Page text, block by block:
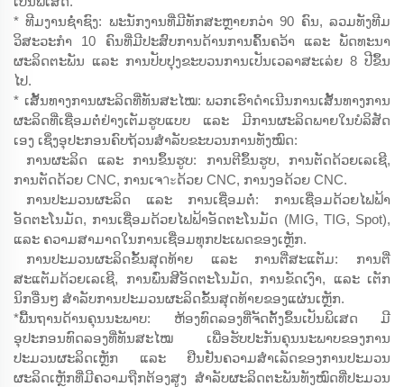
* ທີມງານຊ່ຳຊົງ: ພະນັກງານທີ່ມີທັກສະຫຼາຍກວ່າ 90 ຄົນ, ລວມທັງທີມ
ວິສະວະກຳ 10 ຄົນທີ່ມີປະສົບການດ້ານການຄົ້ນຄວ້າ ແລະ ພັດທະນາ
ຜະລິດຕະພັນ ແລະ ການປັບປຸງຂະບວນການເປັນເວລາສະເລ່ຍ 8 ປີຂຶ້ນ
ໄປ.
* ເສັ້ນທາງການຜະລິດທີ່ທັນສະໄໝ: ພວກເຮົາດຳເນີນການເສັ້ນທາງການ
ຜະລິດທີ່ເຊື່ອມຕໍ່ຢ່າງເຕັມຮູບແບບ ແລະ ມີການຜະລິດພາຍໃນບໍລິສັດ
ເອງ ເຊິ່ງອຸປະກອນຄົບຖ້ວນສຳລັບຂະບວນການທັງໝົດ:
ການຜະລິດ ແລະ ການຂຶ້ນຮູບ: ການຕີຂຶ້ນຮູບ, ການຕັດດ້ວຍເລເຊີ,
ການຕັດດ້ວຍ CNC, ການເຈาะດ້ວຍ CNC, ການງອດ້ວຍ CNC.
ການປະມວນຜະລິດ ແລະ ການເຊື່ອມຕໍ່: ການເຊື່ອມດ້ວຍໄຟຟ້າ
ອັດຕະໂນມັດ, ການເຊື່ອມດ້ວຍໄຟຟ້າອັດຕະໂນມັດ (MIG, TIG, Spot),
ແລະ ຄວາມສາມາດໃນການເຊື່ອມທຸກປະເພດຂອງເຫຼັກ.
ການປະມວນຜະລິດຂັ້ນສຸດທ້າຍ ແລະ ການຕີ່ສະແຕັມ: ການຕີ່
ສະແຕັມດ້ວຍເລເຊີ, ການພົ່ນສີອັດຕະໂນມັດ, ການຂັດເງົາ, ແລະ ເຕັກ
ນິກອື່ນໆ ສຳລັບການປະມວນຜະລິດຂັ້ນສຸດທ້າຍຂອງແຜ່ນເຫຼັກ.
*ພື້ນຖານດ້ານຄຸນນະພາບ: ຫ້ອງທົດລອງທີ່ຈັດຕັ້ງຂຶ້ນເປັນພິເສດ ມີ
ອຸປະກອນທົດລອງທີ່ທັນສະໄໝ ເພື່ອຮັບປະກັນຄຸນນະພາບຂອງການ
ປະມວນຜະລິດເຫຼັກ ແລະ ຢືນຢັນຄວາມສຳເລັດຂອງການປະມວນ
ຜະລິດເຫຼັກທີ່ມີຄວາມຖືກຕ້ອງສູງ ສຳລັບຜະລິດຕະພັນທັງໝົດທີ່ປະມວນ